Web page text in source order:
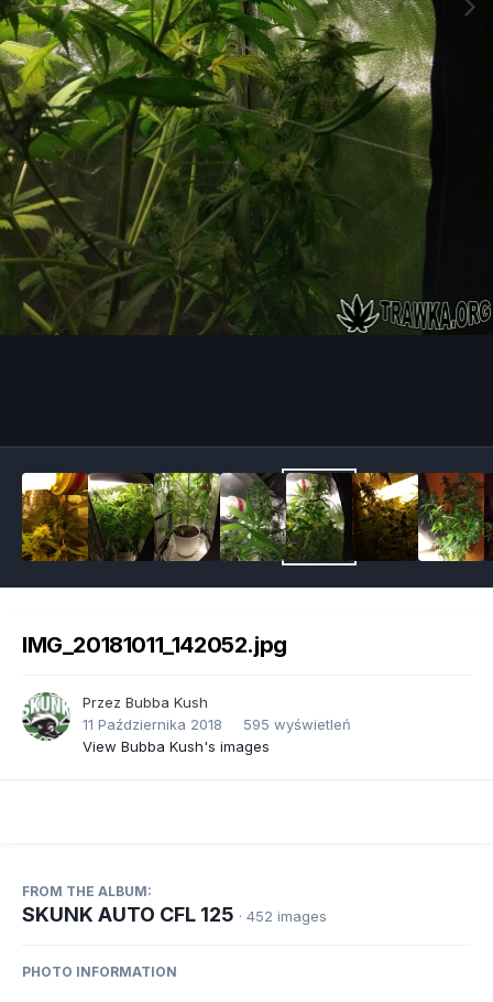
IMG_20181011_142052.jpg
Przez Bubba Kush
11 Października 2018
595 wyświetleń
View Bubba Kush's images
FROM THE ALBUM:
SKUNK AUTO CFL 125 · 452 images
PHOTO INFORMATION